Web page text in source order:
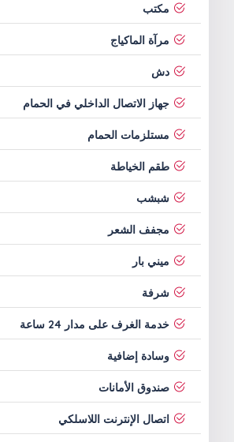
مكتب
مرآة الماكياج
دش
جهاز الاتصال الداخلي في الحمام
مستلزمات الحمام
طقم الخياطة
شبشب
مجفف الشعر
ميني بار
شرفة
خدمة الغرف على مدار 24 ساعة
وسادة إضافية
صندوق الأمانات
اتصال الإنترنت اللاسلكي